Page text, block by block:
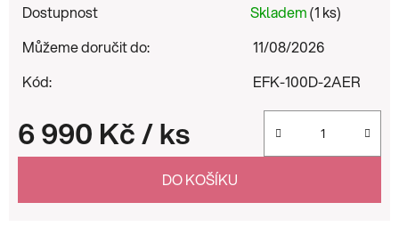
Dostupnost Skladem(1 ks)
Můžeme doručit do:
11/08/2026
Kód:
EFK-100D-2AER
6 990 Kč/ ks
Měrná cena:
DO KOŠÍKU